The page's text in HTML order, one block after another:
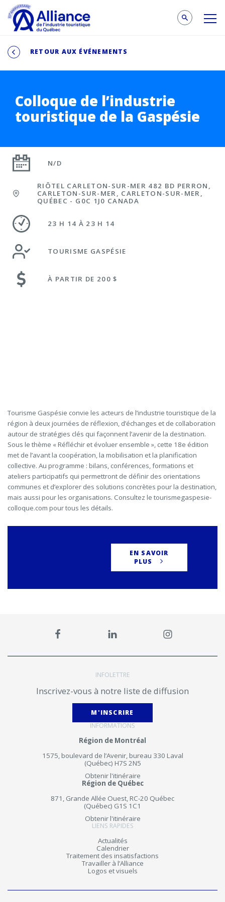
RETOUR AUX ÉVÉNEMENTS
Colloque de l’industrie
touristique de la Gaspésie
N/D
RIÔTEL CARLETON-SUR-MER 482 BD PERRON,
CARLETON-SUR-MER, CARLETON-SUR-MER,
QUÉBEC - G0C 1J0 CANADA
23 H 14 À 23 H 14
TOURISME GASPÉSIE
À PARTIR DE 200 $
Tourisme Gaspésie convie les acteurs de l’industrie touristique de la
région à deux journées de réflexion, d’échanges et de collaboration
autour de stratégies clés qui façonnent l’avenir de la destination.
Sous le thème « Réfléchir et évoluer ensemble », cette 18e édition
met de l’avant la coopération, la mobilisation et la planification
collective. Au programme : bilans, conférences, formations et
ateliers participatifs qui permettront de définir des orientations
communes et d’explorer des solutions concrètes pour la destination,
mais aussi pour les organisations. Consultez le tourismegaspesie-
colloque.com pour tous les détails.
EN SAVOIR
PLUS
INFOLETTRE
Inscrivez-vous à notre liste de diffusion
M'INSCRIRE
INFORMATIONS
Région de Montréal
1575, boulevard de l’Avenir, bureau 330 Laval
(Québec) H7S 2N5
Obtenir l'itinéraire
Région de Québec
871, Grande Allée Ouest, RC-20 Québec
(Québec) G1S 1C1
Obtenir l'itinéraire
LIENS RAPIDES
Actualités
Calendrier
Traitement des insatisfactions
Travailler à l’Alliance
Logos et visuels